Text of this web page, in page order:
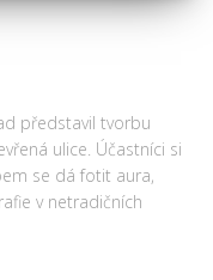
představil tvorbu
ulice. Účastníci si
se dá fotit aura,
v netradičních